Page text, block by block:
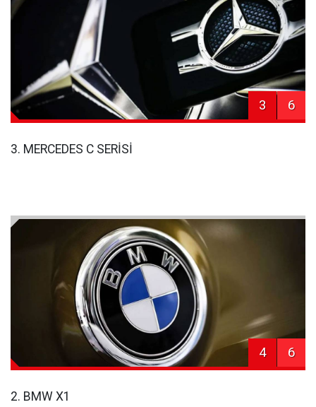
3 6
3. MERCEDES C SERİSİ
4 6
2. BMW X1